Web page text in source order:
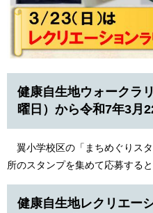
健康自生地ウォークラ
曜日）から令和7年3月
翼小学校区の「まちめぐりス
所のスタンプを集めて応募する
健康自生地レクリエー